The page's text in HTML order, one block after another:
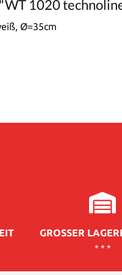
1020
Ø=35cm
GROSSER
* * *